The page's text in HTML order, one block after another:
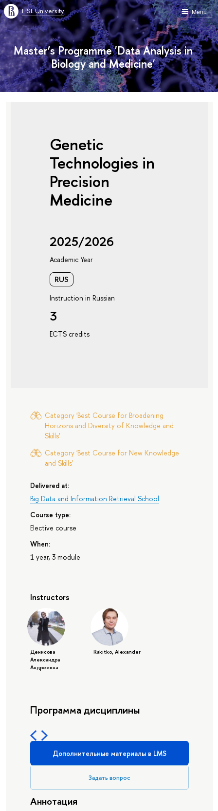
Menu
HSE University
Master’s Programme 'Data Analysis in
Biology and Medicine'
Genetic
Technologies in
Precision
Medicine
2025/2026
Academic Year
RUS
Instruction in Russian
3
ECTS credits
Category 'Best Course for Broadening
Horizons and Diversity of Knowledge and
Skills'
Category 'Best Course for New Knowledge
and Skills'
Delivered at:
Big Data and Information Retrieval School
Course type:
Elective course
When:
1 year, 3 module
Instructors
Денисова
Александра
Андреевна
Rakitko, Alexander
Программа дисциплины
Дополнительные материалы в LMS
Задать вопрос
Аннотация